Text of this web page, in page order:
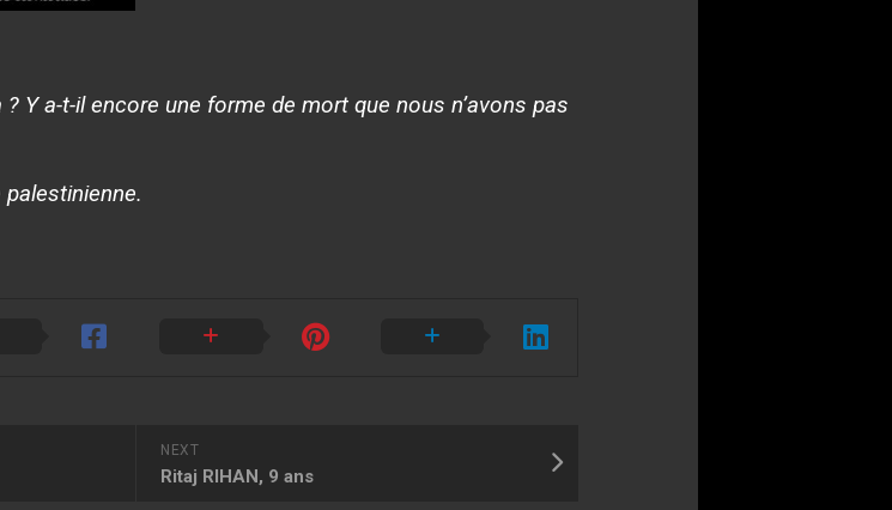
Y a-t-il encore une forme de mort que nous n’avons pas
NEXT
Ritaj RIHAN, 9 ans